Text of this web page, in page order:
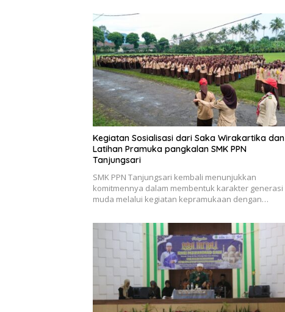
Kegiatan Sosialisasi dari Saka Wirakartika dan
Latihan Pramuka pangkalan SMK PPN
Tanjungsari
SMK PPN Tanjungsari kembali menunjukkan
komitmennya dalam membentuk karakter generasi
muda melalui kegiatan kepramukaan dengan…